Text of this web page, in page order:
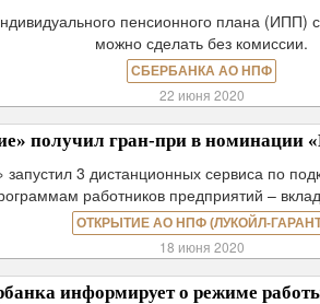
пенсионного плана (ИПП)
можно сделать без комиссии.
СБЕРБАНКА АО НПФ
22 июня 2020
получил гран-при в номинации
3 дистанционных сервиса по
работников предприятий –
ОТКРЫТИЕ АО НПФ (ЛУКОЙЛ-
18 июня 2020
информирует о режиме